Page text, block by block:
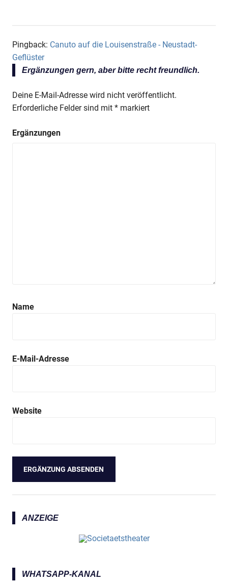
Pingback: Canuto auf die Louisenstraße - Neustadt-
Geflüster
Ergänzungen gern, aber bitte recht freundlich.
Deine E-Mail-Adresse wird nicht veröffentlicht.
Erforderliche Felder sind mit * markiert
Ergänzungen
Name
E-Mail-Adresse
Website
ANZEIGE
WHATSAPP-KANAL